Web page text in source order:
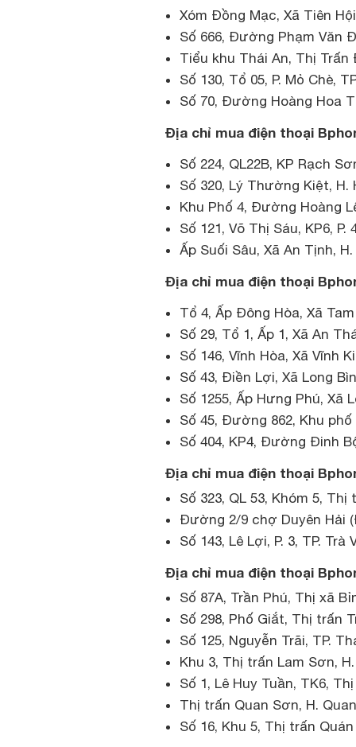
Xóm Đồng Mạc, Xã Tiên
Số 666, Đường Phạm Văn
Tiểu khu Thái An, Thị Trấn
Số 130, Tổ 05, P. Mỏ Chè,
Số 70, Đường Hoàng Hoa
Địa chỉ mua điện thoại
Số 224, QL22B, KP Rạch
Số 320, Lý Thường Kiệt, H.
Khu Phố 4, Đường Hoàng
Số 121, Võ Thị Sáu, KP6, P.
Ấp Suối Sâu, Xã An Tịnh,
Địa chỉ mua điện thoại
Tổ 4, Ấp Đông Hòa, Xã
Số 29, Tổ 1, Ấp 1, Xã An
Số 146, Vĩnh Hòa, Xã Vĩnh
Số 43, Điền Lợi, Xã Long
Số 1255, Ấp Hưng Phú, Xã
Số 45, Đường 862, Khu
Số 404, KP4, Đường Đinh
Địa chỉ mua điện thoại
Số 323, QL 53, Khóm 5,
Đường 2/9 chợ Duyên Hải
Số 143, Lê Lợi, P. 3, TP. Trà
Địa chỉ mua điện thoại
Số 87A, Trần Phú, Thị xã
Số 298, Phố Giắt, Thị trấn
Số 125, Nguyễn Trãi, TP.
Khu 3, Thị trấn Lam Sơn,
Số 1, Lê Huy Tuần, TK6,
Thị trấn Quan Sơn, H.
Số 16, Khu 5, Thị trấn